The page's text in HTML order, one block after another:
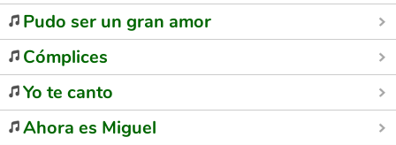
Pudo ser un gran amor
Cómplices
Yo te canto
Ahora es Miguel